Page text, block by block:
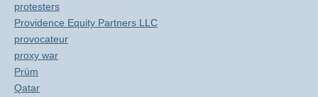
protesters
Providence Equity Partners LLC
provocateur
proxy war
Prüm
Qatar